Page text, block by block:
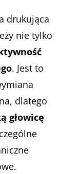
drukująca
nie tylko
. Jest to
dlatego
głowicę